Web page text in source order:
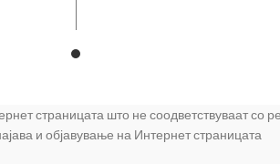
256 GB RAM: 2GB Primary
MP f/1.8 autofocus LED flash
страницата што не соодветствуваат со
и објавување на Интернет страницата